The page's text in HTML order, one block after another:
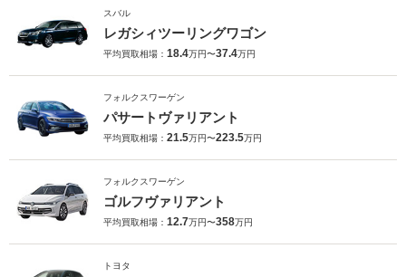
スバル
レガシィツーリングワゴン
平均買取相場： 18.4万円〜37.4万円
フォルクスワーゲン
パサートヴァリアント
平均買取相場： 21.5万円〜223.5万円
フォルクスワーゲン
ゴルフヴァリアント
平均買取相場： 12.7万円〜358万円
トヨタ